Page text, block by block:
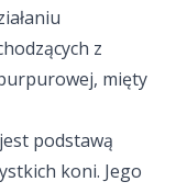
z
mięty
podstawą
koni. Jego